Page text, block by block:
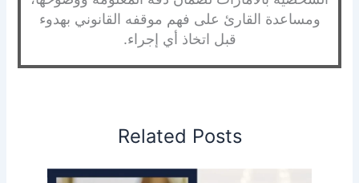
ومساعدة القارئ على فهم موقفه القانوني بهدوء
قبل اتخاذ أي إجراء.
Related Posts